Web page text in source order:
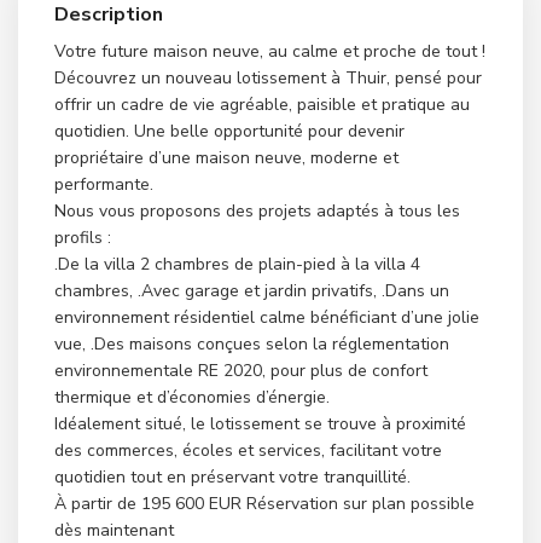
Description
Votre future maison neuve, au calme et proche de tout !
Découvrez un nouveau lotissement à Thuir, pensé pour
offrir un cadre de vie agréable, paisible et pratique au
quotidien. Une belle opportunité pour devenir
propriétaire d’une maison neuve, moderne et
performante.
Nous vous proposons des projets adaptés à tous les
profils :
.De la villa 2 chambres de plain-pied à la villa 4
chambres, .Avec garage et jardin privatifs, .Dans un
environnement résidentiel calme bénéficiant d’une jolie
vue, .Des maisons conçues selon la réglementation
environnementale RE 2020, pour plus de confort
thermique et d’économies d’énergie.
Idéalement situé, le lotissement se trouve à proximité
des commerces, écoles et services, facilitant votre
quotidien tout en préservant votre tranquillité.
À partir de 195 600 EUR Réservation sur plan possible
dès maintenant